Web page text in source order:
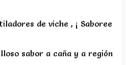
$ 25.000
hasta
de viche , ¡ Saboree
sabor a caña y a región